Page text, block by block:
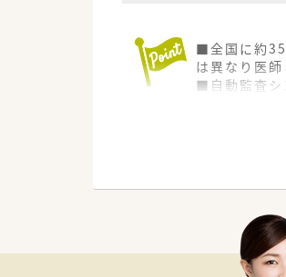
■全国に約
は異なり医師
■自動監査シ
■年間休日